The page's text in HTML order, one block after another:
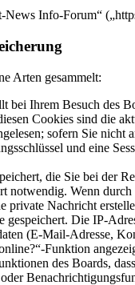
Info-Forum“
Arten gesammelt:
bei Ihrem Besuch des
Cookies sind die
sofern Sie
und eine
die Sie bei der
notwendig. Wenn
private Nachricht
gespeichert. Die IP-
(E-Mail-Adresse,
Funktion
des Boards,